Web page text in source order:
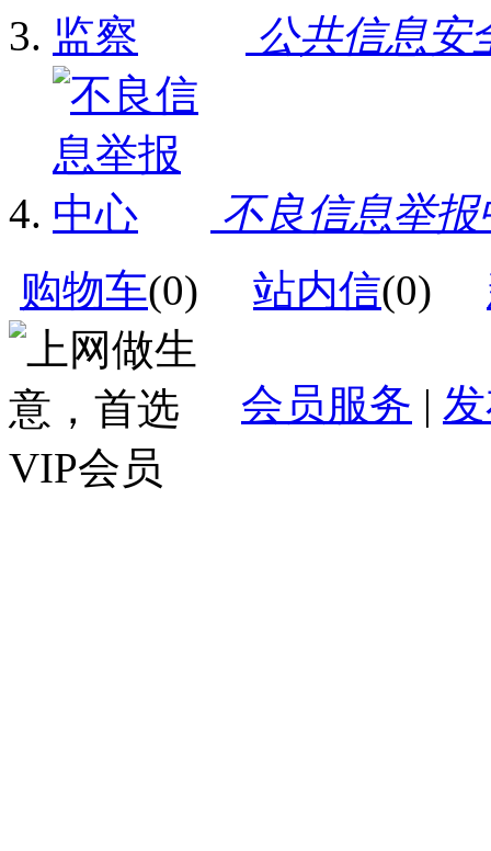
公共信息安
不良信息举报
购物车(0) 站内信(0)
会员服务 |